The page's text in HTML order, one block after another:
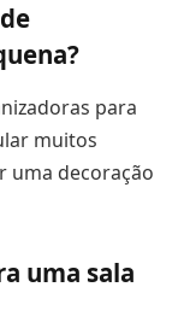
para
muitos
uma decoração
uma sala